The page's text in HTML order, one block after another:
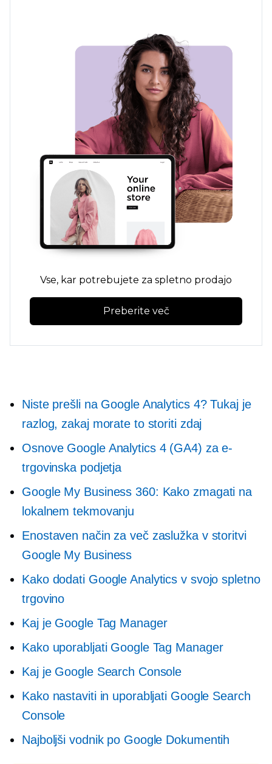
Vse, kar potrebujete za spletno prodajo
Preberite več
Niste prešli na Google Analytics 4? Tukaj je
razlog, zakaj morate to storiti zdaj
Osnove Google Analytics 4 (GA4) za e-
trgovinska podjetja
Google My Business 360: Kako zmagati na
lokalnem tekmovanju
Enostaven način za več zaslužka v storitvi
Google My Business
Kako dodati Google Analytics v svojo spletno
trgovino
Kaj je Google Tag Manager
Kako uporabljati Google Tag Manager
Kaj je Google Search Console
Kako nastaviti in uporabljati Google Search
Console
Najboljši vodnik po Google Dokumentih